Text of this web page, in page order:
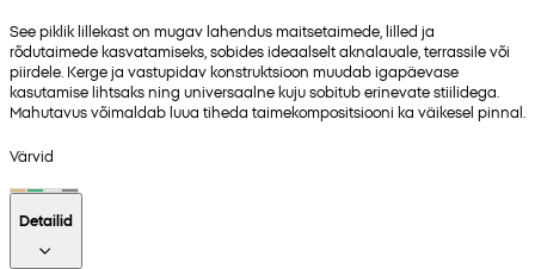
See piklik lillekast on mugav lahendus maitsetaimede, lilled ja
rõdutaimede kasvatamiseks, sobides ideaalselt aknalauale, terrassile või
piirdele. Kerge ja vastupidav konstruktsioon muudab igapäevase
kasutamise lihtsaks ning universaalne kuju sobitub erinevate stiilidega.
Mahutavus võimaldab luua tiheda taimekompositsiooni ka väikesel pinnal.
Värvid
Detailid